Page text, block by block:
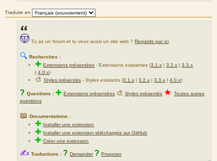
Traduire en
Tu as un forum et tu veux aussi un site web ? Regarde par ici.
🔍 Recherches :
✚Extensions présentées - Extensions existantes (3.1.x |3.2.x |3.3.x
|4.0.x)
🎨Styles présentés - Styles existants (3.1.x |3.2.x |3.3.x |4.0.x)
? Questions : ✚ Extensions présentées 🎨 Styles présentés ★ Toutes autres
questions
📖 Documentations :
✚ Installer une extension
✚ Installer une extension téléchargée sur GitHub
✚Créer une extension
✍ Traductions : ? Demander ? Proposer